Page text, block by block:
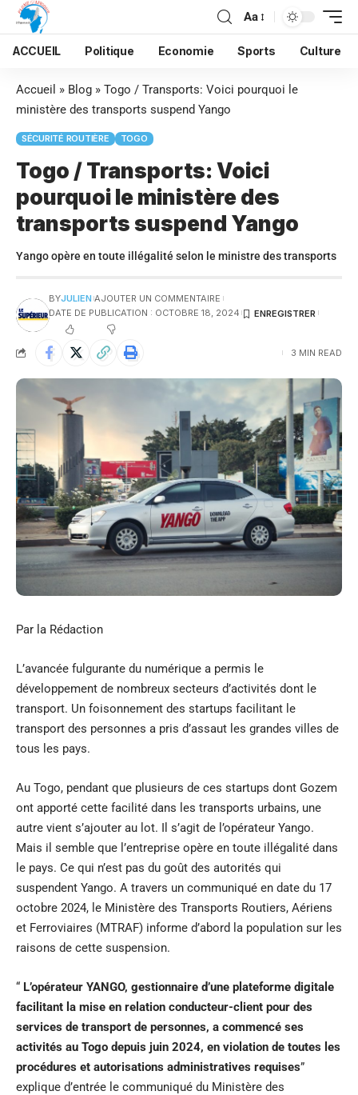
Aa
ACCUEIL Politique Economie Sports Culture
Accueil » Blog » Togo / Transports: Voici pourquoi le
ministère des transports suspend Yango
SÉCURITÉ ROUTIÈRE TOGO
Togo / Transports: Voici
pourquoi le ministère des
transports suspend Yango
Yango opère en toute illégalité selon le ministre des transports
BYJULIEN AJOUTER UN COMMENTAIRE
DATE DE PUBLICATION : OCTOBRE 18, 2024
3 MIN READ
Par la Rédaction
L’avancée fulgurante du numérique a permis le
développement de nombreux secteurs d’activités dont le
transport. Un foisonnement des startups facilitant le
transport des personnes a pris d’assaut les grandes villes de
tous les pays.
Au Togo, pendant que plusieurs de ces startups dont Gozem
ont apporté cette facilité dans les transports urbains, une
autre vient s’ajouter au lot. Il s’agit de l’opérateur Yango.
Mais il semble que l’entreprise opère en toute illégalité dans
le pays. Ce qui n’est pas du goût des autorités qui
suspendent Yango. A travers un communiqué en date du 17
octobre 2024, le Ministère des Transports Routiers, Aériens
et Ferroviaires (MTRAF) informe d’abord la population sur les
raisons de cette suspension.
“ L’opérateur YANGO, gestionnaire d’une plateforme digitale
facilitant la mise en relation conducteur-client pour des
services de transport de personnes, a commencé ses
activités au Togo depuis juin 2024, en violation de toutes les
procédures et autorisations administratives requises”
explique d’entrée le communiqué du Ministère des